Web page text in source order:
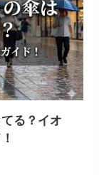
る？イオ